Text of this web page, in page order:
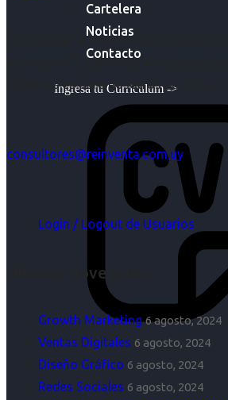
Cartelera
Noticias
Contacto
Ingresa tu Curriculum ->
Acompañar a empresas en su gestión
acompañar a personas en la
objetivos es para nosotros un trabajo,
consultores@reinventa.com.uy
Login / Logout de Usuarios
Últimas Novedades
Growth Marketing 6 agosto, 2024
Ventas Digitales 6 agosto, 2024
Diseño Gráfico 6 agosto, 2024
Redes Sociales 6 agosto, 2024